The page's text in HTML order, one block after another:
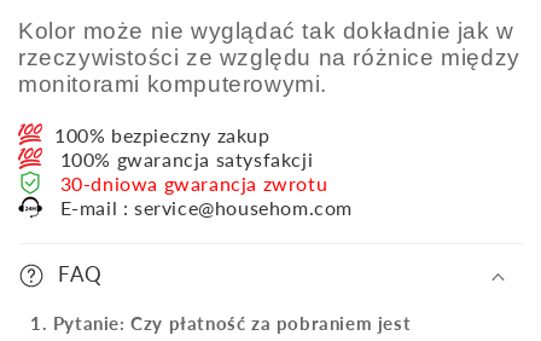
Kolor może nie wyglądać tak dokładnie jak w
rzeczywistości ze względu na różnice między
monitorami komputerowymi.
100% bezpieczny zakup
100% gwarancja satysfakcji
30-dniowa gwarancja zwrotu
E-mail : service@househom.com
FAQ
1. Pytanie: Czy płatność za pobraniem jest